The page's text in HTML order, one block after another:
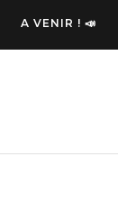
A VENIR ! 📣